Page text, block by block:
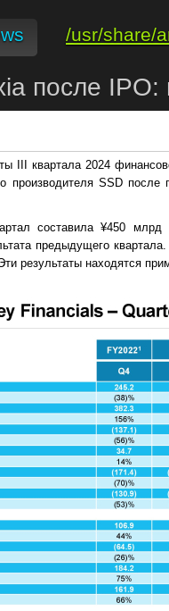
/usr/share/
после
III квартала 2024
производителя SSD
составила ¥450
предыдущего
результаты находятся